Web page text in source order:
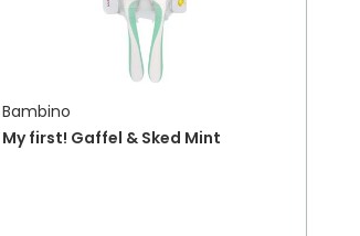
Bambino
My first! Gaffel & Sked Mint